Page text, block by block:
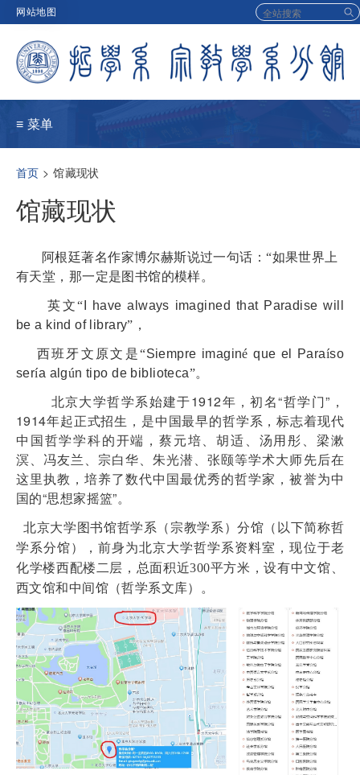
Skip
to
main
navigation
网站地图
≡ 菜单
面
包
屑
首页 馆藏现状
馆藏现状
阿根廷著名作家博尔赫斯说过一句话：“如果世界上
有天堂，那一定是图书馆的模样。
英文“ I have always imagined that Paradise will
be a kind of library”，
西班牙文原文是“Siempre imaginé que el Paraíso
sería algún tipo de biblioteca”。
北京大学哲学系始建于1912年，初名“哲学门”，
1914年起正式招生，是中国最早的哲学系，标志着现代
中国哲学学科的开端，蔡元培、胡适、汤用彤、梁漱
溟、冯友兰、宗白华、朱光潜、张颐等学术大师先后在
这里执教，培养了数代中国最优秀的哲学家，被誉为中
国的“思想家摇篮”。
北京大学图书馆哲学系（宗教学系）分馆（以下简称哲
学系分馆），前身为北京大学哲学系资料室，现位于老
化学楼西配楼二层，总面积近300平方米，设有中文馆、
西文馆和中间馆（哲学系文库）。